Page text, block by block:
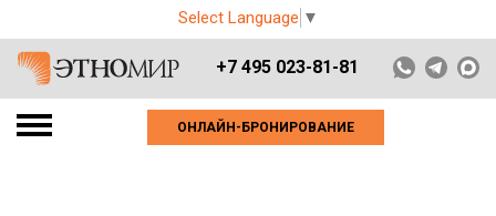
Select Language ▼
+7 495 023-81-81
ОНЛАЙН-БРОНИРОВАНИЕ